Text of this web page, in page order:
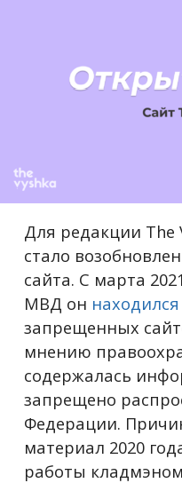
Для редакции The
стало
сайта. С марта
МВД он находился
запрещенных
мнению
содержалась
запрещено
Федерации.
материал 2020
работы